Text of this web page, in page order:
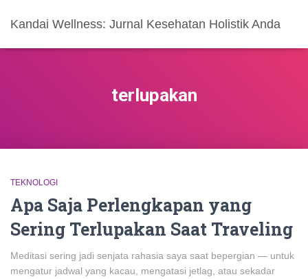
Kandai Wellness: Jurnal Kesehatan Holistik Anda
terlupakan
TEKNOLOGI
Apa Saja Perlengkapan yang
Sering Terlupakan Saat Traveling
Meditasi sering jadi senjata rahasia saya saat bepergian — untuk
mengatur jadwal yang kacau, mengatasi jetlag, atau sekadar